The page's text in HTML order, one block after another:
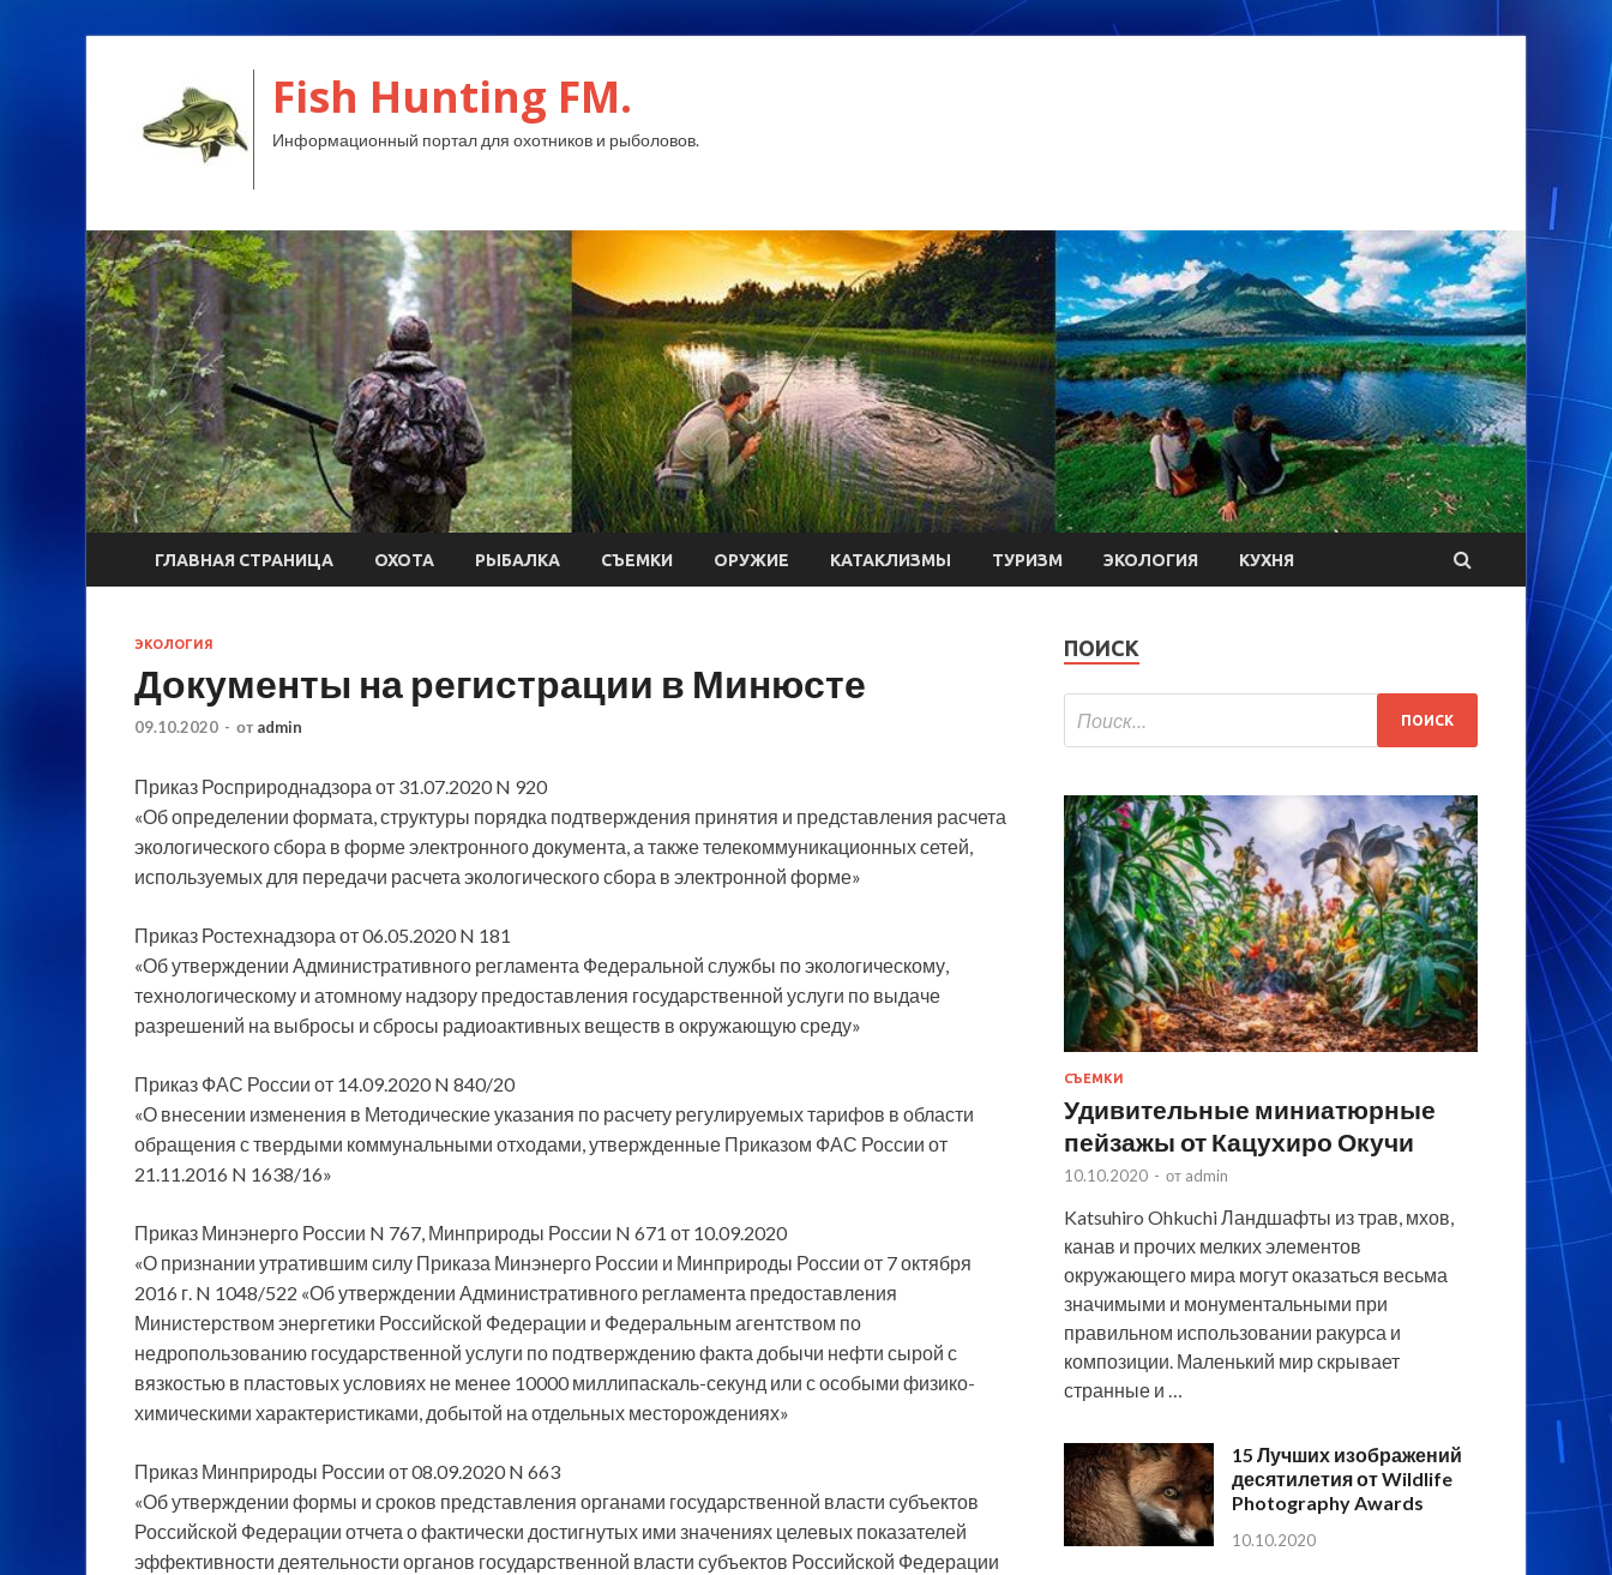
Fish Hunting FM.
Информационный портал для охотников и рыболовов.
ГЛАВНАЯ СТРАНИЦА ОХОТА РЫБАЛКА СЪЕМКИ ОРУЖИЕ КАТАКЛИЗМЫ ТУРИЗМ ЭКОЛОГИЯ КУХНЯ
ЭКОЛОГИЯ
Документы на регистрации в Минюсте
09.10.2020 - от admin
Приказ Росприроднадзора от 31.07.2020 N 920
«Об определении формата, структуры порядка подтверждения принятия и представления расчета
экологического сбора в форме электронного документа, а также телекоммуникационных сетей,
используемых для передачи расчета экологическогосбора в электронной форме»
Приказ Ростехнадзора от 06.05.2020 N 181
«Об утверждении Административного регламента Федеральной службы по экологическому,
технологическому и атомному надзору предоставления государственной услуги по выдаче
разрешений на выбросы и сбросы радиоактивных веществ в окружающую среду»
Приказ ФАС России от 14.09.2020 N 840/20
«О внесении изменения в Методические указания по расчету регулируемых тарифов в области
обращения с твердыми коммунальными отходами, утвержденные Приказом ФАС России от
21.11.2016 N 1638/16»
Приказ Минэнерго России N 767, Минприроды России N 671 от 10.09.2020
«О признании утратившим силу Приказа Минэнерго России и Минприроды России от 7 октября
2016 г. N 1048/522 «Об утверждении Административного регламента предоставления
Министерством энергетики Российской Федерации и Федеральным агентством по
недропользованию государственной услуги по подтверждению факта добычи нефти сырой с
вязкостью в пластовых условиях не менее 10000 миллипаскаль-секунд или с особыми физико-
химическими характеристиками, добытой на отдельных месторождениях»
Приказ Минприроды России от 08.09.2020 N 663
«Об утверждении формы и сроков представления органами государственной власти субъектов
Российской Федерации отчета о фактически достигнутых ими значениях целевых показателей
эффективности деятельности органов государственной власти субъектов Российской Федерации
ПОИСК
СЪЕМКИ
Удивительные миниатюрные
пейзажы от Кацухиро Окучи
10.10.2020 - от admin
Katsuhiro Ohkuchi Ландшафты из трав, мхов,
канав и прочих мелких элементов
окружающего мира могут оказаться весьма
значимыми и монументальными при
правильном использовании ракурса и
композиции. Маленький мир скрывает
странные и …
15 Лучших изображений
десятилетия от Wildlife
Photography Awards
10.10.2020